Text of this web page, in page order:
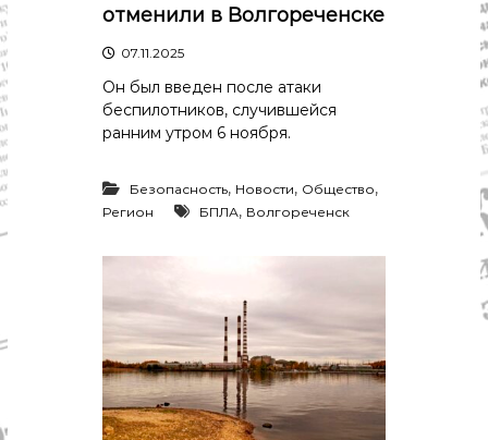
р
д
а
"
К
р
о
м
К
о
м
с
к
о
й
о
б
отменили в Волгореченске
07.11.2025
Он был введен после атаки
беспилотников, случившейся
ранним утром 6 ноября.
Безопасность, Новости, Общество,
Регион БПЛА, Волгореченск